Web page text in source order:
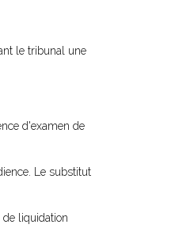
le tribunal une
d'examen de
Le substitut
de liquidation